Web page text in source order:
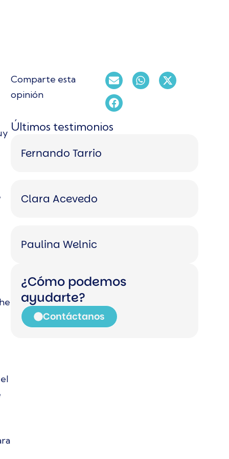
Comparte esta
opinión
Últimos testimonios
Fernando Tarrio
Clara Acevedo
Paulina Welnic
¿Cómo podemos
ayudarte?
Contáctanos